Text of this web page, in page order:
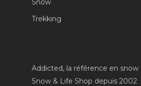
Snow
Trekking
Addicted, la référence en snow !
Snow & Life Shop depuis 2002